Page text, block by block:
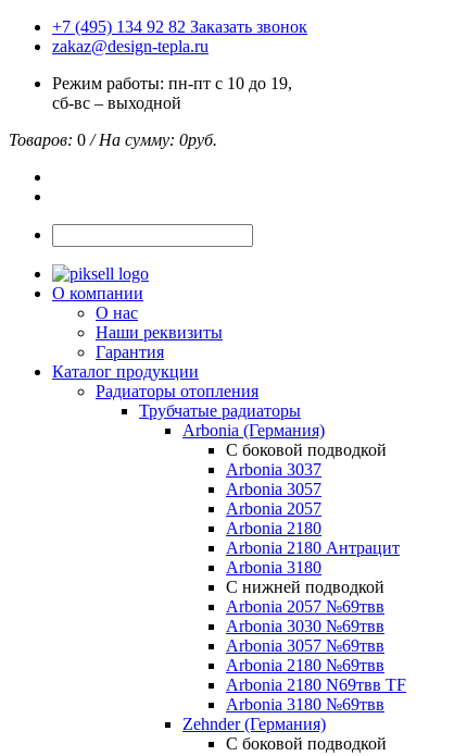
+7 (495) 134 92 82 Заказать звонок
zakaz@design-tepla.ru
Режим работы: пн-пт с 10 до 19,
сб-вс – выходной
Товаров: 0 / На сумму: 0руб.
О компании
О нас
Наши реквизиты
Гарантия
Каталог продукции
Радиаторы отопления
Трубчатые радиаторы
Arbonia (Германия)
С боковой подводкой
Arbonia 3037
Arbonia 3057
Arbonia 2057
Arbonia 2180
Arbonia 2180 Антрацит
Arbonia 3180
С нижней подводкой
Arbonia 2057 №69твв
Arbonia 3030 №69твв
Arbonia 3057 №69твв
Arbonia 2180 №69твв
Arbonia 2180 N69твв TF
Arbonia 3180 №69твв
Zehnder (Германия)
С боковой подводкой